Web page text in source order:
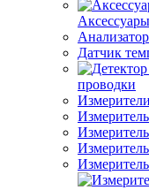
Датчик
проводки